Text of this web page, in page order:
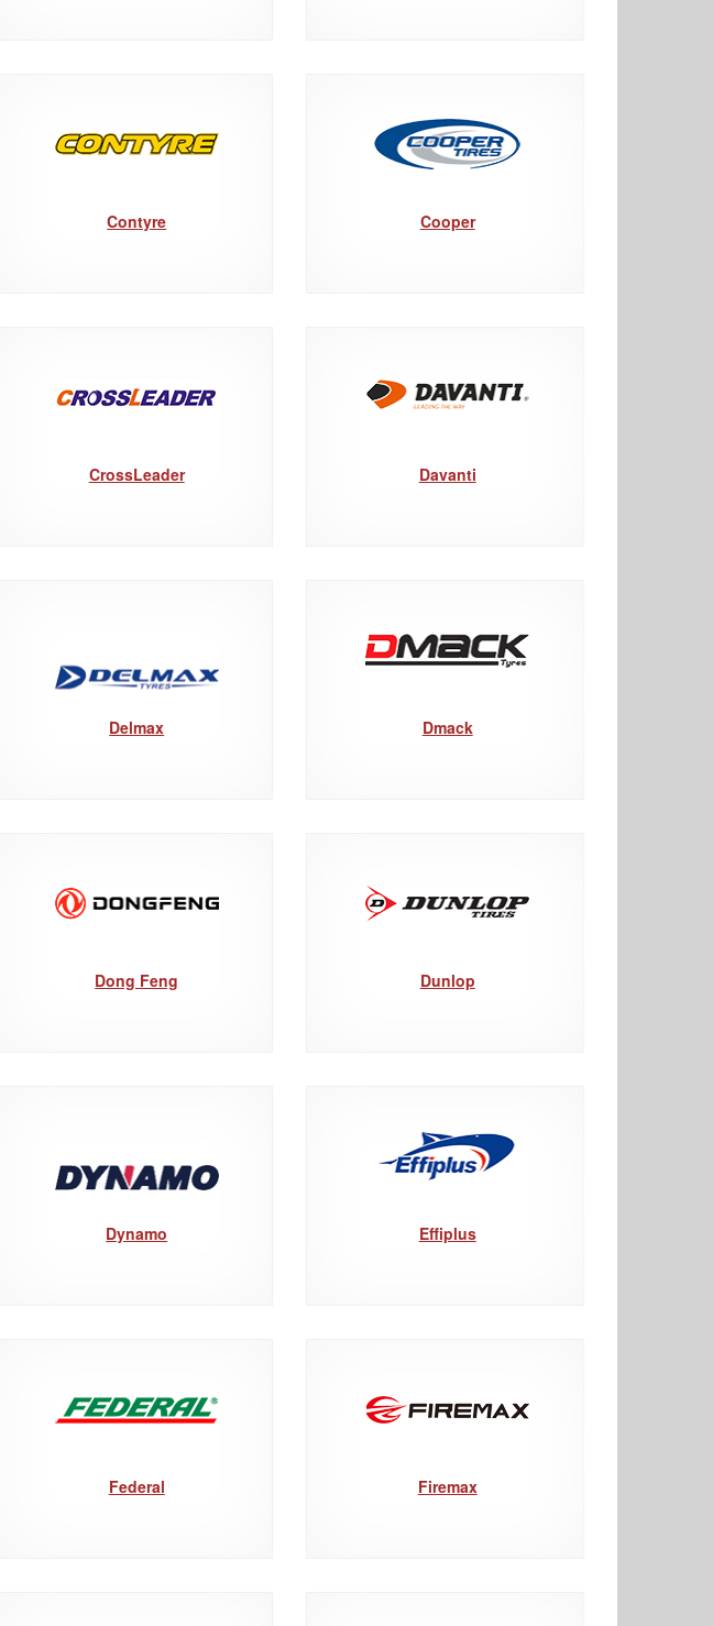
Contyre Cooper
CrossLeader Davanti
Delmax Dmack
Dong Feng Dunlop
Dynamo Effiplus
Federal Firemax